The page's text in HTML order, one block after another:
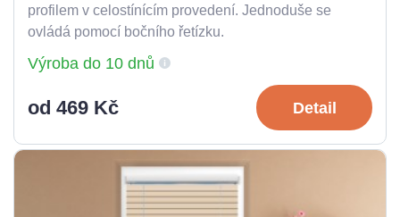
profilem v celostínícím provedení. Jednoduše se
ovládá pomocí bočního řetízku.
Výroba do 10 dnů
od 469 Kč Detail